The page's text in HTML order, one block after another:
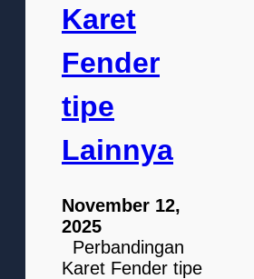
Karet
Fender
tipe
Lainnya
November 12,
2025
Perbandingan
Karet Fender tipe